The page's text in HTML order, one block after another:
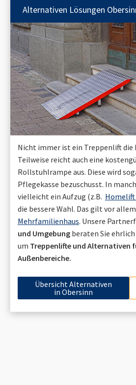
Alternativen Lösungen
Nicht immer ist ein Treppenlift die
Teilweise reicht auch eine
Rollstuhlrampe aus. Diese wird
Pflegekasse bezuschusst. In
vielleicht ein Aufzug (z.B. Homelift
die bessere Wahl. Das gilt vor allem
Mehrfamilienhaus. Unsere
und Umgebung beraten Sie
um Treppenlifte und Alternativen
Außenbereiche.
Übersicht Alternativen
inObersinn